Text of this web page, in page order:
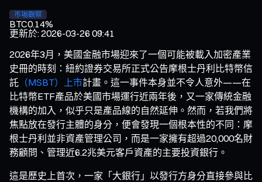
市場觀察
BTC0.14%
更新於:2026-03-26 09:41
2026年3月，美國金融市場迎來了一個可能被載入加密產業
史冊的時刻：紐約證券交易所正式公告摩根士丹利比特幣信
託 （MSBT）上市計畫。這一事件本身並不令人意外——在
比特幣ETF產品於美國市場運行近兩年後，又一家傳統金融
機構的加入，似乎只是產品線的自然延伸。然而，若我們將
焦點放在發行主體的身分，便會發現一個根本性的不同：摩
根士丹利並非資產管理公司，而是一家擁有超過20,000名財
務顧問、管理近6.2兆美元客戶資產的主要投資銀行。
這是歷史上首次，一家「大銀行」以發行方身分直接參與比